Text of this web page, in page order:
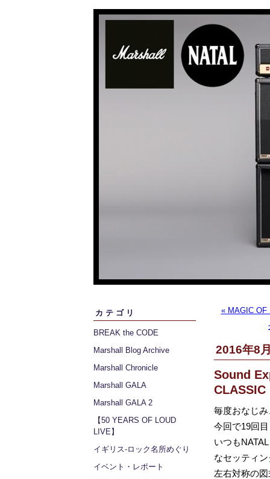
カテゴリ
BREAK the CODE
Marshall Blog Archive
Marshall Chronicle
Marshall GALA
Marshall GALA 2
【50 YEARS OF LOUD
LIVE】
イギリス‐ロック名所めぐり
イベント・レポート
« MAGIC OF
2016年8
Sound
CLASSIC
毎度おなじ
今回で19回
いつも
なセッティ
左右対称の